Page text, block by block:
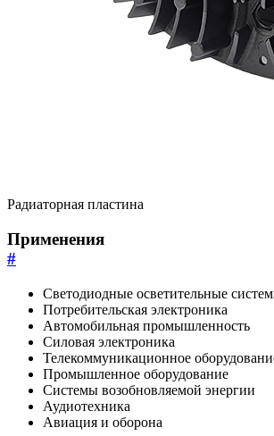
Радиаторная пластина
Применения
#
Светодиодные осветительные
Потребительская электроника
Автомобильная промышленность
Силовая электроника
Телекоммуникационное
Промышленное оборудование
Системы возобновляемой энергии
Аудиотехника
Авиация и оборона